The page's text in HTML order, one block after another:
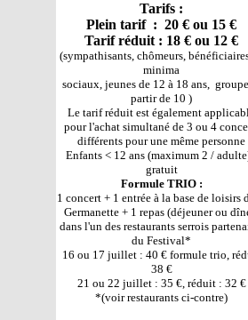
Tarifs :
Plein tarif : 20 € ou 15 €
Tarif réduit : 18 € ou 12 €
(sympathisants, chômeurs,
minima
sociaux, jeunes de 12 à 18 ans,
partir de 10 )
Le tarif réduit est également
pour l'achat simultané de 3 ou 4
différents pour une même personne
Enfants < 12 ans (maximum 2 /
gratuit
Formule TRIO :
1 concert + 1 entrée à la base de loisirs
Germanette + 1 repas (déjeuner ou
dans l'un des restaurants serrois
du Festival*
16 ou 17 juillet : 40 € formule trio,
38 €
21 ou 22 juillet : 35 €, réduit : 32 €
*(voir restaurants ci-contre)